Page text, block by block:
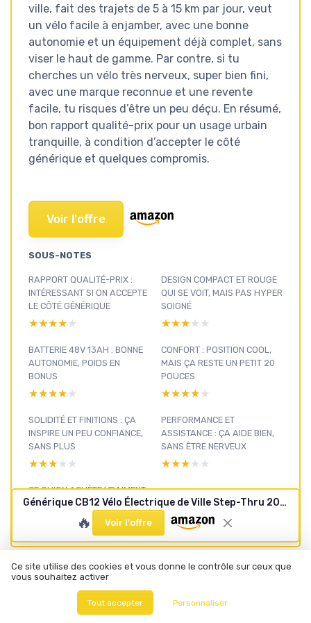
ville, fait des trajets de 5 à 15 km par jour, veut
un vélo facile à enjamber, avec une bonne
autonomie et un équipement déjà complet, sans
viser le haut de gamme. Par contre, si tu
cherches un vélo très nerveux, super bien fini,
avec une marque reconnue et une revente
facile, tu risques d’être un peu déçu. En résumé,
bon rapport qualité-prix pour un usage urbain
tranquille, à condition d’accepter le côté
générique et quelques compromis.
Voir l'offre
SOUS-NOTES
RAPPORT QUALITÉ-PRIX :
INTÉRESSANT SI ON ACCEPTE
LE CÔTÉ GÉNÉRIQUE
★★★★★
★★★★★
DESIGN COMPACT ET ROUGE
QUI SE VOIT, MAIS PAS HYPER
SOIGNÉ
★★★★★
★★★★★
BATTERIE 48V 13AH : BONNE
AUTONOMIE, POIDS EN
BONUS
★★★★★
★★★★★
CONFORT : POSITION COOL,
MAIS ÇA RESTE UN PETIT 20
POUCES
★★★★★
★★★★★
SOLIDITÉ ET FINITIONS : ÇA
INSPIRE UN PEU CONFIANCE,
SANS PLUS
★★★★★
★★★★★
PERFORMANCE ET
ASSISTANCE : ÇA AIDE BIEN,
SANS ÊTRE NERVEUX
★★★★★
★★★★★
CE QU’ON ACHÈTE VRAIMENT
AVEC CE CB12
électriques :
Générique CB12 Vélo Électrique de Ville Step-Thru 20 Pouces, VAE Urbain avec Pneus Larges 3.0", Moteur 250W, Batterie Amovible 48V 13Ah, Autonomie 60km, 7 Vitesses, Porte-Bagages, pour Adultes Rouge
🔥 Voir l'offre
Ce site utilise des cookies et vous donne le contrôle sur ceux que
vous souhaitez activer
Tout accepter Personnaliser